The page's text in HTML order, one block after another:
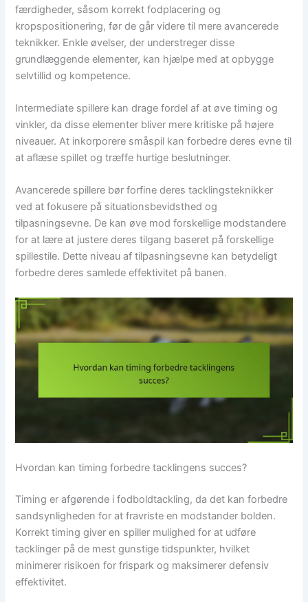
færdigheder, såsom korrekt fodplacering og
kropspositionering, før de går videre til mere avancerede
teknikker. Enkle øvelser, der understreger disse
grundlæggende elementer, kan hjælpe med at opbygge
selvtillid og kompetence.
Intermediate spillere kan drage fordel af at øve timing og
vinkler, da disse elementer bliver mere kritiske på højere
niveauer. At inkorporere småspil kan forbedre deres evne til
at aflæse spillet og træffe hurtige beslutninger.
Avancerede spillere bør forfine deres tacklingsteknikker
ved at fokusere på situationsbevidsthed og
tilpasningsevne. De kan øve mod forskellige modstandere
for at lære at justere deres tilgang baseret på forskellige
spillestile. Dette niveau af tilpasningsevne kan betydeligt
forbedre deres samlede effektivitet på banen.
Hvordan kan timing forbedre tacklingens succes?
Timing er afgørende i fodboldtackling, da det kan forbedre
sandsynligheden for at fravriste en modstander bolden.
Korrekt timing giver en spiller mulighed for at udføre
tacklinger på de mest gunstige tidspunkter, hvilket
minimerer risikoen for frispark og maksimerer defensiv
effektivitet.